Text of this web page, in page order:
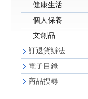
健康生活
個人保養
文創品
訂退貨辦法
電子目錄
商品搜尋